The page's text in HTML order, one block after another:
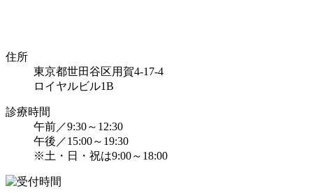
住所
東京都世田谷区用賀4-17-4
ロイヤルビル1B
診療時間
午前／9:30～12:30
午後／15:00～19:30
※土・日・祝は9:00～18:00